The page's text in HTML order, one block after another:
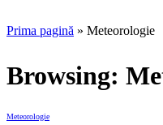
Prima pagină » Meteorologie
Browsing:
Meteorologie